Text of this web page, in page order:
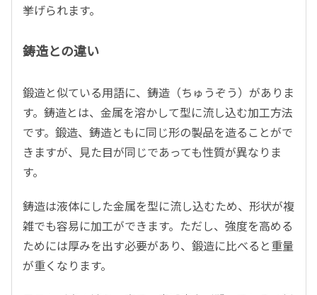
挙げられます。
鋳造との違い
鍛造と似ている用語に、鋳造（ちゅうぞう）がありま
す。鋳造とは、金属を溶かして型に流し込む加工方法
です。鍛造、鋳造ともに同じ形の製品を造ることがで
きますが、見た目が同じであっても性質が異なりま
す。
鋳造は液体にした金属を型に流し込むため、形状が複
雑でも容易に加工ができます。ただし、強度を高める
ためには厚みを出す必要があり、鍛造に比べると重量
が重くなります。